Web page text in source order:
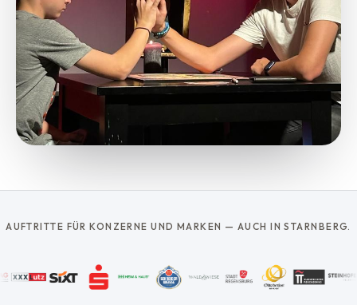
AUFTRITTE FÜR KONZERNE UND MARKEN — AUCH IN STARNBERG.